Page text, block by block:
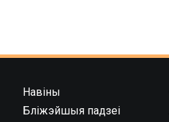
Навіны
Бліжэйшыя падзеі